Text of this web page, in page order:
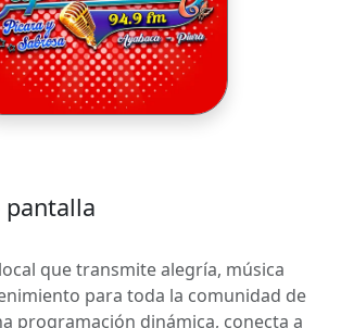
pantalla
que transmite alegría, música
para toda la comunidad de
programación dinámica, conecta a